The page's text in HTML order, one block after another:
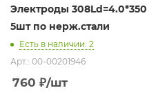
Электроды 308Ld=4.0*350
5шт по нерж.стали
Есть в наличии: 2
Арт.: 00-00201946
760 ₽/шт